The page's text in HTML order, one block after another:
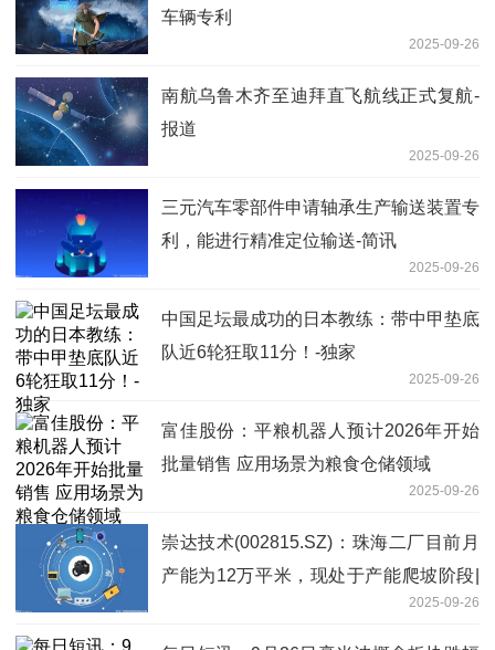
车辆专利
2025-09-26
南航乌鲁木齐至迪拜直飞航线正式复航-
报道
2025-09-26
三元汽车零部件申请轴承生产输送装置专
利，能进行精准定位输送-简讯
2025-09-26
中国足坛最成功的日本教练：带中甲垫底
队近6轮狂取11分！-独家
2025-09-26
富佳股份：平粮机器人预计2026年开始
批量销售 应用场景为粮食仓储领域
2025-09-26
崇达技术(002815.SZ)：珠海二厂目前月
产能为12万平米，现处于产能爬坡阶段|
2025-09-26